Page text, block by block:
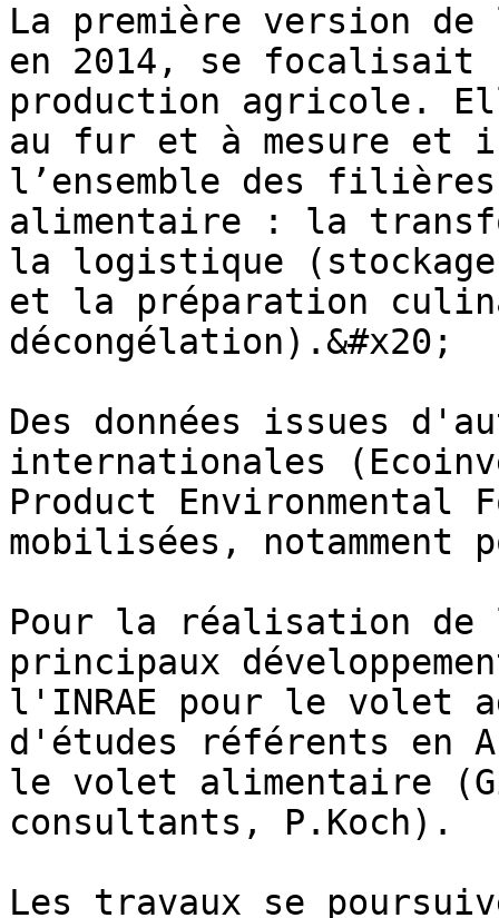
La première version
en 2014, se
production agricole.
au fur et à mesure et
l’ensemble des
alimentaire : la
la logistique
et la préparation
décongélation).&#x20;
Des données issues
internationales
Product
mobilisées,
Pour la réalisation
principaux
l'INRAE pour le volet
d'études référents en
le volet alimentaire
consultants, P.Koch).
Les travaux se